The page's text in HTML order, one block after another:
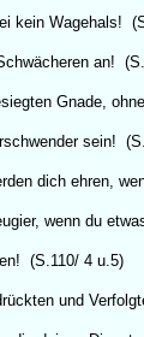
kein Wagehals!
an!
Gnade,
sein!
dich ehren,
wenn du
(S.110/ 4 u.5)
und